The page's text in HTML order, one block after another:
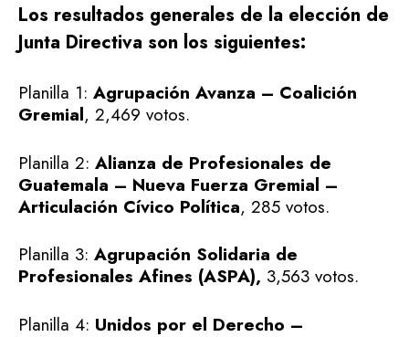
Los resultados generales de la elección de
Junta Directiva son los siguientes:
Planilla 1: Agrupación Avanza – Coalición
Gremial, 2,469 votos.
Planilla 2: Alianza de Profesionales de
Guatemala – Nueva Fuerza Gremial –
Articulación Cívico Política, 285 votos.
Planilla 3: Agrupación Solidaria de
Profesionales Afines (ASPA), 3,563 votos.
Planilla 4: Unidos por el Derecho –